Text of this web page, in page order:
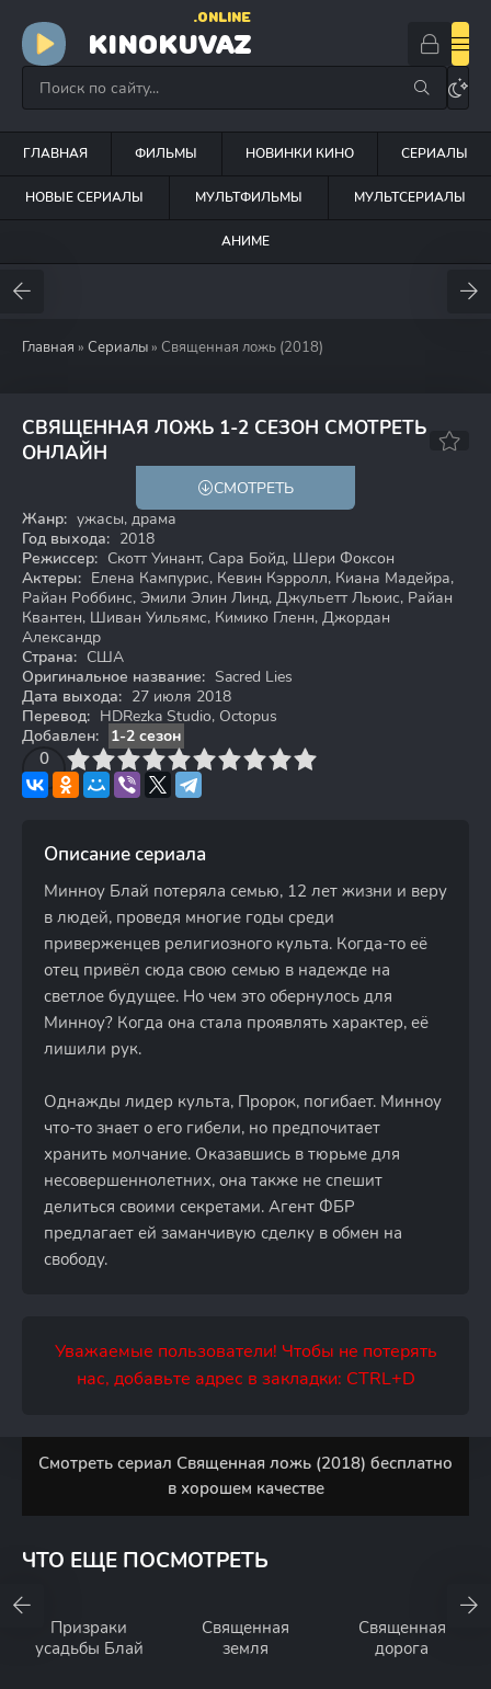
KINOKUVAZ
.ONLINE
ГЛАВНАЯ ФИЛЬМЫ НОВИНКИ КИНО СЕРИАЛЫ
НОВЫЕ СЕРИАЛЫ МУЛЬТФИЛЬМЫ МУЛЬТСЕРИАЛЫ
АНИМЕ
Главная » Сериалы » Священная ложь (2018)
СВЯЩЕННАЯ ЛОЖЬ 1-2 СЕЗОН СМОТРЕТЬ
ОНЛАЙН
СМОТРЕТЬ
Жанр: ужасы, драма
Год выхода: 2018
Режиссер: Скотт Уинант, Сара Бойд, Шери Фоксон
Актеры: Елена Кампурис, Кевин Кэрролл, Киана Мадейра,
Райан Роббинс, Эмили Элин Линд, Джульетт Льюис, Райан
Квантен, Шиван Уильямс, Кимико Гленн, Джордан
Александр
Страна: США
Оригинальное название: Sacred Lies
Дата выхода: 27 июля 2018
Перевод: HDRezka Studio, Octopus
Добавлен:
1-2 сезон
0
4 6 7 8 9 10
Описание сериала
Минноу Блай потеряла семью, 12 лет жизни и веру
в людей, проведя многие годы среди
приверженцев религиозного культа. Когда-то её
отец привёл сюда свою семью в надежде на
светлое будущее. Но чем это обернулось для
Минноу? Когда она стала проявлять характер, её
лишили рук.
Однажды лидер культа, Пророк, погибает. Минноу
что-то знает о его гибели, но предпочитает
хранить молчание. Оказавшись в тюрьме для
несовершеннолетних, она также не спешит
делиться своими секретами. Агент ФБР
предлагает ей заманчивую сделку в обмен на
свободу.
Уважаемые пользователи! Чтобы не потерять
нас, добавьте адрес в закладки: CTRL+D
Смотреть сериал Священная ложь (2018) бесплатно
в хорошем качестве
ЧТО ЕЩЕ ПОСМОТРЕТЬ
Призраки
усадьбы Блай
Священная
земля
Священная
дорога